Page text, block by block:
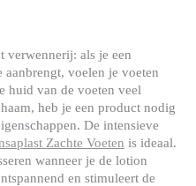
verwennerij: als je een
aanbrengt, voelen je voeten
huid van de voeten veel
heb je een product nodig
De intensieve
Zachte Voeten is ideaal.
wanneer je de lotion
en stimuleert de